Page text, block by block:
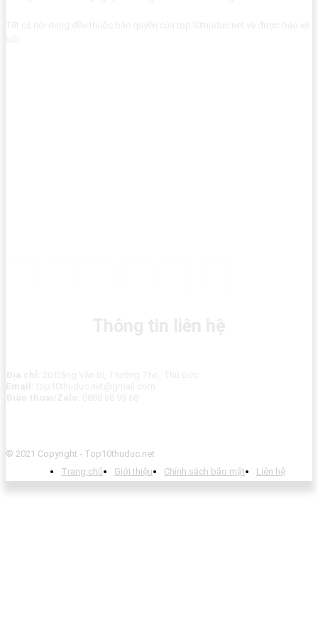
© 2021 Copyright - Top10thuduc.net
Trang chủ
Giới thiệu Chính sách bảo mật Liên hệ